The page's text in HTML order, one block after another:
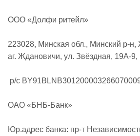
ООО «Долфи ритейл»
223028, Минская обл., Минский р-н,
аг. Ждановичи, ул. Звёздная, 19А-
р/с
ОАО «БНБ-Банк»
Юр.адрес банка: пр-т